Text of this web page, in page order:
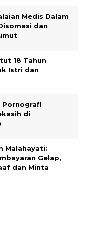
Medis Dalam
dan
18 Tahun
Istri dan
Pornografi
di
Malahayati:
Gelap,
dan Minta